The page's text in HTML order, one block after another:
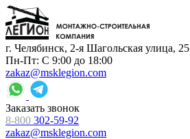
г. Челябинск, 2-я Шагольская улица, 25
Пн-Пт: С 9:00 до 18:00
zakaz@msklegion.com
Заказать звонок
8-800 302-59-92
zakaz@msklegion.com